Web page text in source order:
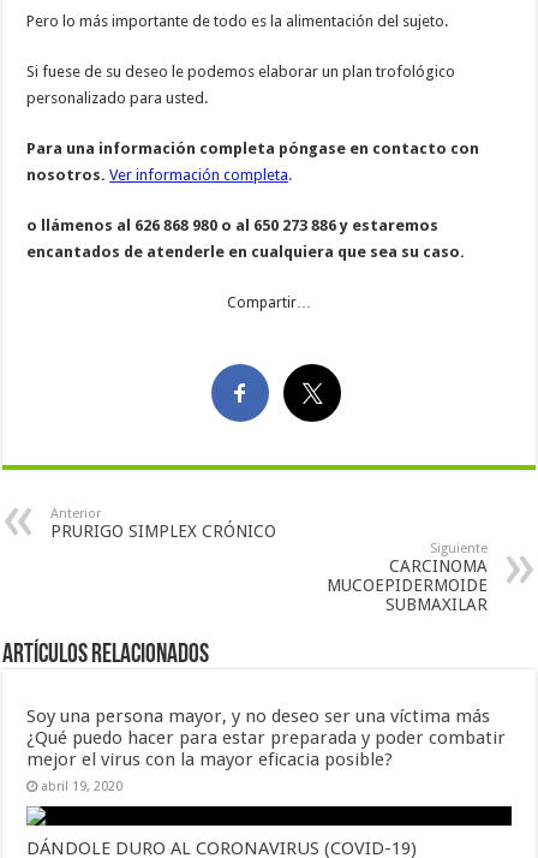
Pero lo más importante de todo es la alimentación del sujeto.
Si fuese de su deseo le podemos elaborar un plan trofológico
personalizado para usted.
Para una información completa póngase en contacto con
nosotros.Ver información completa.
o llámenos al 626 868 980 o al 650 273 886 y estaremos
encantados de atenderle en cualquiera que sea su caso.
Compartir…
Anterior
PRURIGO SIMPLEX CRÓNICO
Siguiente
CARCINOMA
MUCOEPIDERMOIDE
SUBMAXILAR
Artículos Relacionados
Soy una persona mayor, y no deseo ser una víctima más
¿Qué puedo hacer para estar preparada y poder combatir
mejor el virus con la mayor eficacia posible?
abril 19, 2020
DÁNDOLE DURO AL CORONAVIRUS (COVID-19)